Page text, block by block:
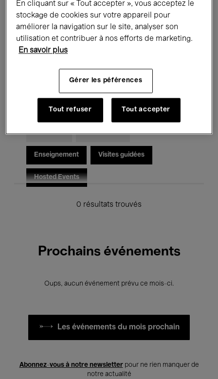
Tous les événements Concerts
Expositions Films Performances
Rencontres & Débats
Musique classique Global Music
Musique électronique
Pour tous Kids’ Palace
Enseignement Visites guidées
Hosted Events
0 résultats trouvés
Prochains événements
Oups, aucun événement prévu ce mois-ci.
Les événements du mois prochain
Abonnez-vous à notre newsletterpour ne rien manquer de
notre actualité
En cliquant sur « Tout accepter », vous acceptez le
stockage de cookies sur votre appareil pour
améliorer la navigation sur le site, analyser son
utilisation et contribuer à nos efforts de marketing.
En savoir plus
Gérer les péférences
Tout refuser Tout accepter